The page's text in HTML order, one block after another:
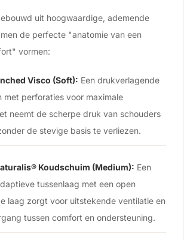
uit hoogwaardige, ademende
de perfecte "anatomie van een
vormen:
Visco (Soft): Een drukverlagende
met perforaties voor maximale
neemt de scherpe druk van schouders
de stevige basis te verliezen.
Koudschuim (Medium): Een
tussenlaag met een open
laag zorgt voor uitstekende ventilatie en
tussen comfort en ondersteuning.